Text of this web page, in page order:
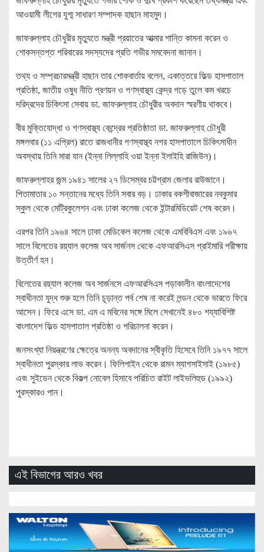
আওয়ামী লীগের যুগ্ম সাধারণ সম্পাদক হাছান মাহমুদ।
জাফরুল্লাহ চৌধুরীর মৃত্যুতে মন্ত্রী প্রয়াতের আত্মার শান্তি কামনা করেন ও
শোকসন্তপ্ত পরিবারের সদস্যদের প্রতি গভীর সমবেদনা জানান।
তথ্য ও সম্প্রচারমন্ত্রী হাছান তার শোকবার্তায় বলেন, একাত্তরে ফিল্ড হাসপাতাল
প্রতিষ্ঠা, জাতীয় ওষুধ নীতি প্রণয়ন ও গণস্বাস্থ্য কেন্দ্র গড়ে তুলে কম খরচে
দরিদ্রদের চিকিৎসা সেবায় ডা. জাফরুল্লাহ চৌধুরীর অবদান স্মরণীয় থাকবে।
বীর মুক্তিযোদ্ধা ও গণস্বাস্থ্য কেন্দ্রের প্রতিষ্ঠাতা ডা. জাফরুল্লাহ চৌধুরী
মঙ্গলবার (১১ এপ্রিল) রাতে রাজধানীর গণস্বাস্থ্য নগর হাসপাতালে চিকিৎসাধীন
অবস্থায় তিনি মারা যান (ইন্না লিল্লাহি ওয়া ইন্না ইলাইহি রাজিউন)।
জাফরুল্লাহর জন্ম ১৯৪১ সালের ২৭ ডিসেম্বর চট্টগ্রাম জেলার রাউজানে।
পিতামাতার ১০ সন্তানের মধ্যে তিনি সবার বড়। ঢাকার বকশীবাজারের নবকুমার
স্কুল থেকে মেট্রিকুলেশন এবং ঢাকা কলেজ থেকে ইন্টারমিডিয়েট শেষ করেন।
এরপর তিনি ১৯৬৪ সালে ঢাকা মেডিকেল কলেজ থেকে এমবিবিএস এবং ১৯৬৭
সালে বিলেতের রয়্যাল কলেজ অব সার্জনস থেকে এফআরসিএস প্রাইমারি পরীক্ষায়
উত্তীর্ণ হন।
বিলেতের রয়্যাল কলেজ অব সার্জনসে এফআরসিএস পড়াকালীন বাংলাদেশের
স্বাধীনতা যুদ্ধ শুরু হলে তিনি চূড়ান্ত পর্ব শেষ না করেই লন্ডন থেকে ভারতে ফিরে
আসেন। ফিরে এসে ডা. এম এ মবিনের সঙ্গে মিলে সেখানেই ৪৮০ শয্যাবিশিষ্ট
বাংলাদেশ ফিল্ড হাসপাতাল প্রতিষ্ঠা ও পরিচালনা করেন।
জনসংখ্যা নিয়ন্ত্রণের ক্ষেত্রে অনন্য অবদানের স্বীকৃতি হিসেবে তিনি ১৯৭৭ সালে
স্বাধীনতা পুরস্কার লাভ করেন। ফিলিপাইন থেকে রামন ম্যাগসাইসাই (১৯৮৫)
এবং সুইডেন থেকে বিকল্প নোবেল হিসাবে পরিচিত রাইট লাইভলিহুড (১৯৯২)
পুরস্কারও পান।
এই বিভাগের আরও খবর